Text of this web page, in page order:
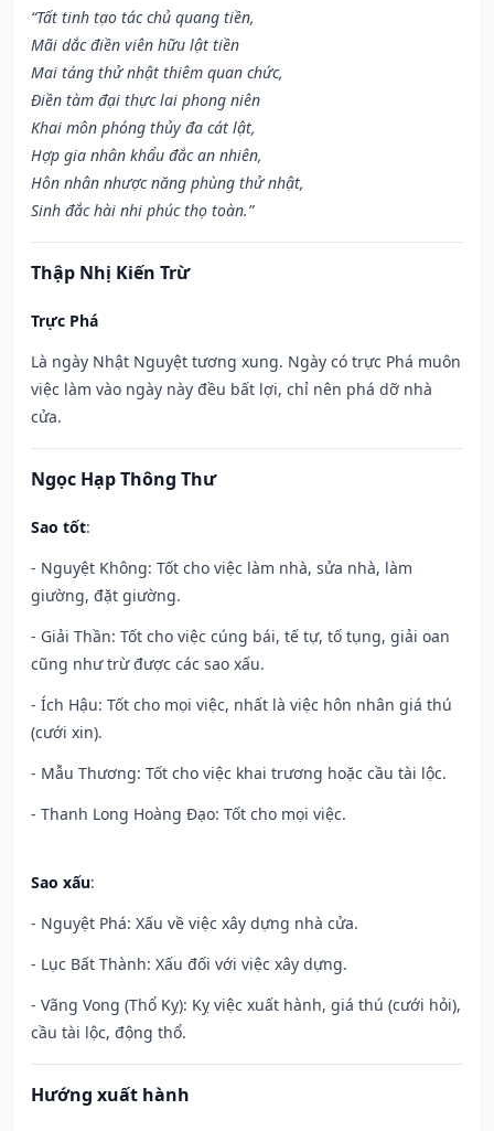
“Tất tinh tạo tác chủ quang tiền,
Mãi dắc điền viên hữu lật tiền
Mai táng thử nhật thiêm quan chức,
Điền tàm đại thực lai phong niên
Khai môn phóng thủy đa cát lật,
Hợp gia nhân khẩu đắc an nhiên,
Hôn nhân nhược năng phùng thử nhật,
Sinh đắc hài nhi phúc thọ toàn.”
Thập Nhị Kiến Trừ
Trực Phá
Là ngày Nhật Nguyệt tương xung. Ngày có trực Phá muôn
việc làm vào ngày này đều bất lợi, chỉ nên phá dỡ nhà
cửa.
Ngọc Hạp Thông Thư
Sao tốt:
- Nguyệt Không: Tốt cho việc làm nhà, sửa nhà, làm
giường, đặt giường.
- Giải Thần: Tốt cho việc cúng bái, tế tự, tố tụng, giải oan
cũng như trừ được các sao xấu.
- Ích Hậu: Tốt cho mọi việc, nhất là việc hôn nhân giá thú
(cưới xin).
- Mẫu Thương: Tốt cho việc khai trương hoặc cầu tài lộc.
- Thanh Long Hoàng Đạo: Tốt cho mọi việc.
Sao xấu:
- Nguyệt Phá: Xấu về việc xây dựng nhà cửa.
- Lục Bất Thành: Xấu đối với việc xây dựng.
- Vãng Vong (Thổ Kỵ): Kỵ việc xuất hành, giá thú (cưới hỏi),
cầu tài lộc, động thổ.
Hướng xuất hành